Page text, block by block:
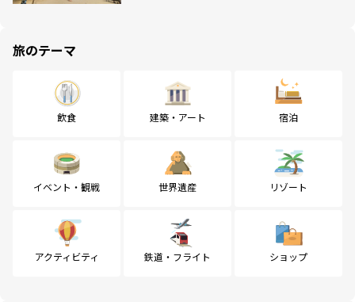
旅のテーマ
飲食 建築・アート 宿泊
イベント・観戦 世界遺産 リゾート
アクティビティ 鉄道・フライト ショップ